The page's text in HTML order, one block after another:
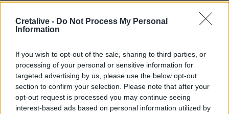
Cretalive - Do Not Process My Personal
Information
If you wish to opt-out of the sale, sharing to third parties, or
processing of your personal or sensitive information for
targeted advertising by us, please use the below opt-out
section to confirm your selection. Please note that after your
opt-out request is processed you may continue seeing
interest-based ads based on personal information utilized by
παντρεύονται ο Κριστιάνο Ρονάλντο με την Χεορχίνα -
Βίντεο
Nίκη της ΑΕΚ στο τελευταίο φιλικό πριν από τον ΟΦΗ
22:11
Γιάννης Κωνσταντέλιας: Μπαμπάς για δεύτερη φορά έγινε
ο ποδοσφαιριστής του ΠΑΟΚ